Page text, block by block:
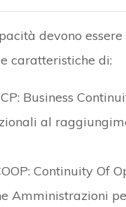
devono
caratteristiche di:
Business
al
Continuity Of
Amministrazioni